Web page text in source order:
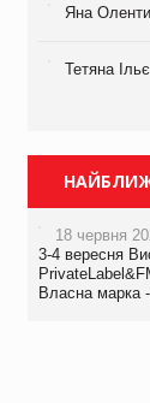
Олексій Логачов-
Файно маркет
Яна
Тетяна
18 червня
3-4 вересня
Власна марка